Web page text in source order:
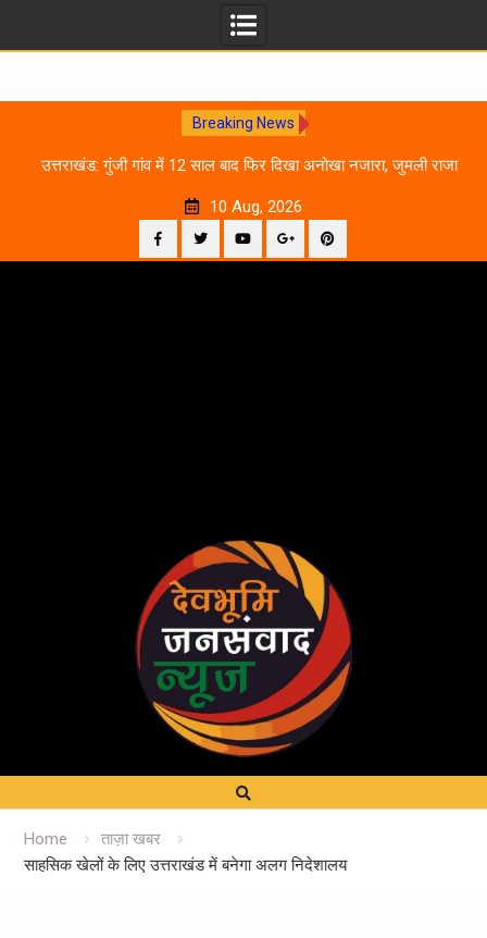
Breaking News
उत्तराखंड: गुंजी गांव में 12 साल बाद फिर दिखा अनोखा नजारा, जुमली राजा
10 Aug, 2026
Home
ताज़ा खबर
साहसिक खेलों के लिए उत्तराखंड में बनेगा अलग निदेशालय